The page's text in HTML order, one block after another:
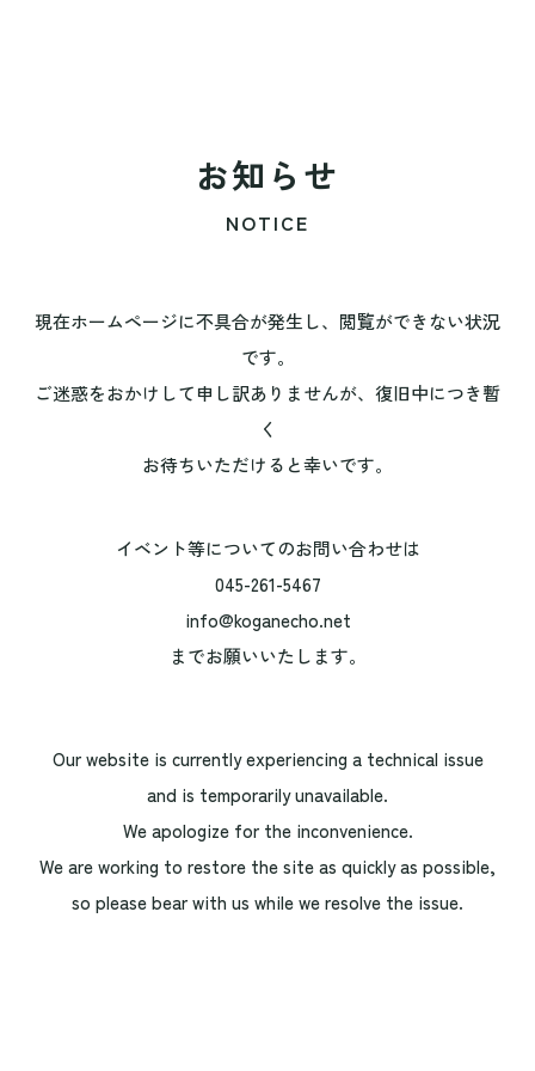
お知らせ
NOTICE
現在ホームページに不具合が発生し、閲覧ができない状況
です。
ご迷惑をおかけして申し訳ありませんが、復旧中につき暫
く
お待ちいただけると幸いです。
イベント等についてのお問い合わせは
045-261-5467
info@koganecho.net
までお願いいたします。
Our website is currently experiencing a technical issue
and is temporarily unavailable.
We apologize for the inconvenience.
We are working to restore the site as quickly as possible,
so please bear with us while we resolve the issue.